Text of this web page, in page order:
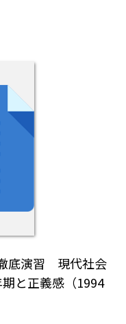
底演習 現代社会
と正義感（1994